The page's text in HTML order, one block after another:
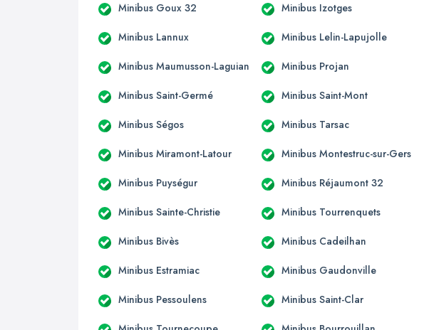
Minibus Goux 32 Minibus Izotges
Minibus Lannux Minibus Lelin-Lapujolle
Minibus Maumusson-Laguian Minibus Projan
Minibus Saint-Germé Minibus Saint-Mont
Minibus Ségos Minibus Tarsac
Minibus Miramont-Latour Minibus Montestruc-sur-Gers
Minibus Puységur Minibus Réjaumont 32
Minibus Sainte-Christie Minibus Tourrenquets
Minibus Bivès Minibus Cadeilhan
Minibus Estramiac Minibus Gaudonville
Minibus Pessoulens Minibus Saint-Clar